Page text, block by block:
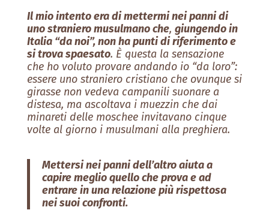
Il mio intento era di mettermi nei panni di
uno straniero musulmano che, giungendo in
Italia “da noi”, non ha punti di riferimento e
si trova spaesato. È questa la sensazione
che ho voluto provare andando io “da loro”:
essere uno straniero cristiano che ovunque si
girasse non vedeva campanili suonare a
distesa, ma ascoltava i muezzin che dai
minareti delle moschee invitavano cinque
volte al giorno i musulmani alla preghiera.
Mettersi nei panni dell’altro aiuta a
capire meglio quello che prova e ad
entrare in una relazione più rispettosa
nei suoi confronti.